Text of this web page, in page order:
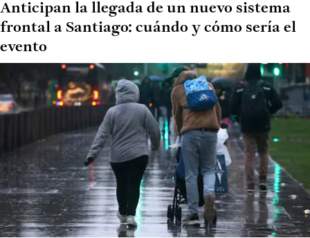
Anticipan la llegada de un nuevo sistema
frontal a Santiago: cuándo y cómo sería el
evento